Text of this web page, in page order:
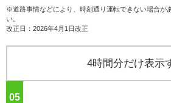
※道路事情などにより、時刻通り運転できない場合が
い。
改正日：2026年4月1日改正
4時間分だけ表示
05